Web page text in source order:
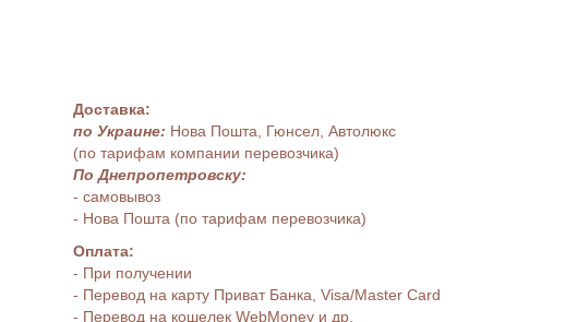
Доставка:
по Украине: Нова Пошта, Гюнсел, Автолюкс
(по тарифам компании перевозчика)
По Днепропетровску:
- самовывоз
- Нова Пошта (по тарифам перевозчика)
Оплата:
- При получении
- Перевод на карту Приват Банка, Visa/Master Card
- Перевод на кошелек WebMoney и др.